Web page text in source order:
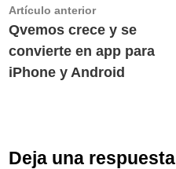
Navegación
de
entradas
Artículo anteriorArtículo
anterior:
Qvemos crece y se
convierte en app para
iPhone y Android
Deja una respuesta